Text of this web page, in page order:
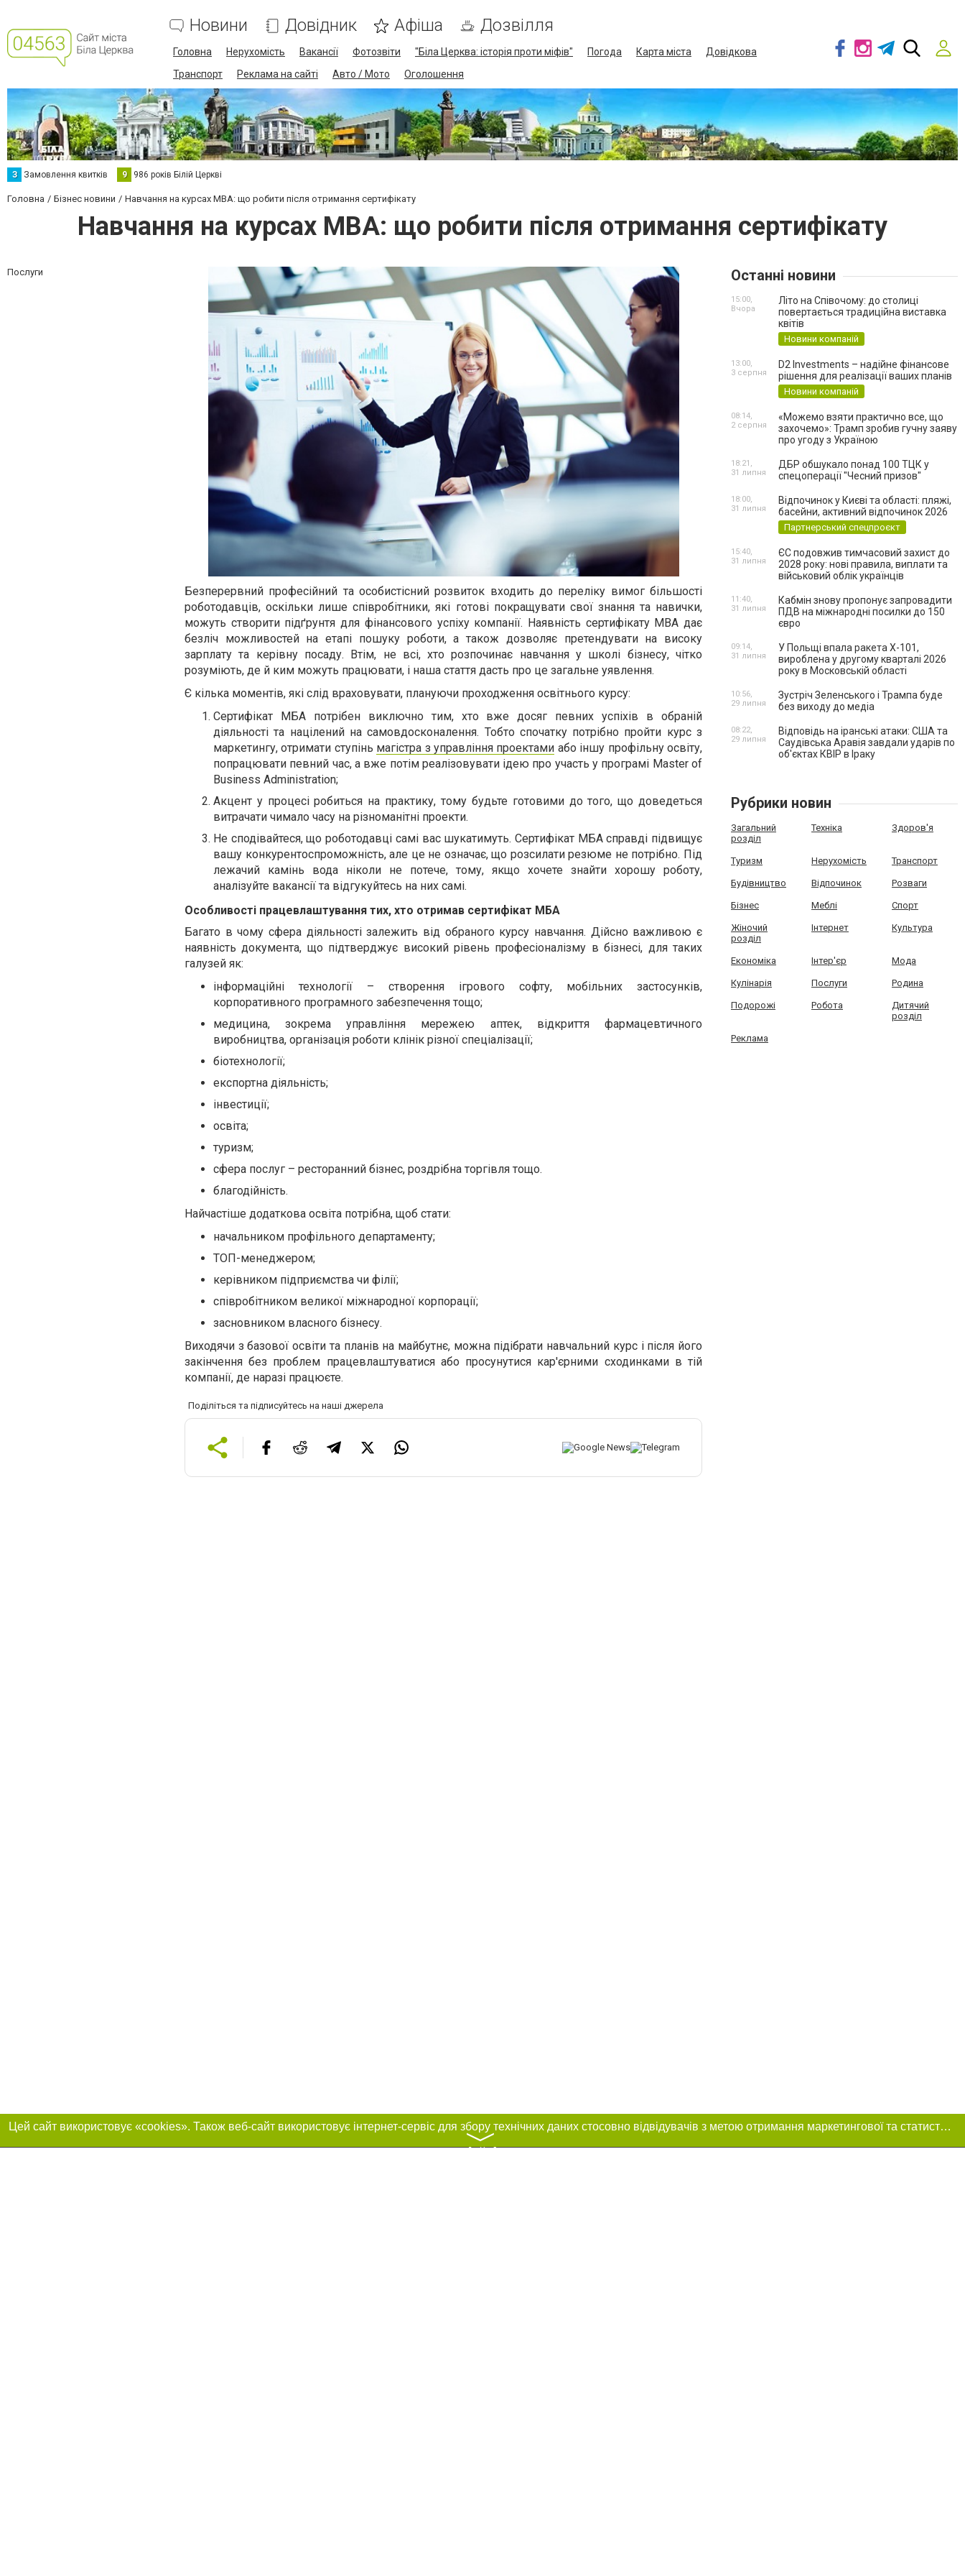
Новини Довідник Афіша Дозвілля
Головна Нерухомість Вакансії Фотозвіти "Біла Церква: історія проти міфів" Погода Карта міста
Довідкова
Транспорт
Реклама на сайті Авто / Мото Оголошення
З Замовлення квитків 9 986 років Білій Церкві
Головна Бізнес новини Навчання на курсах MBA: що робити після отримання сертифікату
Навчання на курсах MBA: що робити після отримання сертифікату
Послуги
Безперервний професійний та особистісний розвиток входить до переліку вимог більшості
роботодавців, оскільки лише співробітники, які готові покращувати свої знання та навички,
можуть створити підґрунтя для фінансового успіху компанії. Наявність сертифікату МВА дає
безліч можливостей на етапі пошуку роботи, а також дозволяє претендувати на високу
зарплату та керівну посаду. Втім, не всі, хто розпочинає навчання у школі бізнесу, чітко
розуміють, де й ким можуть працювати, і наша стаття дасть про це загальне уявлення.
Є кілька моментів, які слід враховувати, плануючи проходження освітнього курсу:
Сертифікат МБА потрібен виключно тим, хто вже досяг певних успіхів в обраній
діяльності та націлений на самовдосконалення. Тобто спочатку потрібно пройти курс з
маркетингу, отримати ступінь магістра з управління проектами або іншу профільну освіту,
попрацювати певний час, а вже потім реалізовувати ідею про участь у програмі Master of
Business Administration;
Акцент у процесі робиться на практику, тому будьте готовими до того, що доведеться
витрачати чимало часу на різноманітні проекти.
Не сподівайтеся, що роботодавці самі вас шукатимуть. Сертифікат МБА справді підвищує
вашу конкурентоспроможність, але це не означає, що розсилати резюме не потрібно. Під
лежачий камінь вода ніколи не потече, тому, якщо хочете знайти хорошу роботу,
аналізуйте вакансії та відгукуйтесь на них самі.
Особливості працевлаштування тих, хто отримав сертифікат МБА
Багато в чому сфера діяльності залежить від обраного курсу навчання. Дійсно важливою є
наявність документа, що підтверджує високий рівень професіоналізму в бізнесі, для таких
галузей як:
інформаційні технології – створення ігрового софту, мобільних застосунків,
корпоративного програмного забезпечення тощо;
медицина, зокрема управління мережею аптек, відкриття фармацевтичного
виробництва, організація роботи клінік різної спеціалізації;
біотехнології;
експортна діяльність;
інвестиції;
освіта;
туризм;
сфера послуг – ресторанний бізнес, роздрібна торгівля тощо.
благодійність.
Найчастіше додаткова освіта потрібна, щоб стати:
начальником профільного департаменту;
ТОП-менеджером;
керівником підприємства чи філії;
співробітником великої міжнародної корпорації;
засновником власного бізнесу.
Виходячи з базової освіти та планів на майбутнє, можна підібрати навчальний курс і після його
закінчення без проблем працевлаштуватися або просунутися кар'єрними сходинками в тій
компанії, де наразі працюєте.
Поділіться та підписуйтесь на наші джерела
Останні новини
Літо на Співочому: до столиці
повертається традиційна виставка
квітів
Новини компаній
15:00,
Вчора
D2 Investments – надійне фінансове
рішення для реалізації ваших планів
Новини компаній
13:00,
3 серпня
«Можемо взяти практично все, що
захочемо»: Трамп зробив гучну заяву
про угоду з Україною
08:14,
2 серпня
ДБР обшукало понад 100 ТЦК у
спецоперації "Чесний призов"
18:21,
31 липня
Відпочинок у Києві та області: пляжі,
басейни, активний відпочинок 2026
Партнерський спецпроєкт
18:00,
31 липня
ЄС подовжив тимчасовий захист до
2028 року: нові правила, виплати та
військовий облік українців
15:40,
31 липня
Кабмін знову пропонує запровадити
ПДВ на міжнародні посилки до 150
євро
11:40,
31 липня
У Польщі впала ракета Х-101,
вироблена у другому кварталі 2026
року в Московській області
09:14,
31 липня
Зустріч Зеленського і Трампа буде
без виходу до медіа
10:56,
29 липня
Відповідь на іранські атаки: США та
Саудівська Аравія завдали ударів по
об'єктах КВІР в Іраку
08:22,
29 липня
Рубрики новин
Загальний
розділ
Техніка Здоров'я
Туризм Нерухомість Транспорт
Будівництво Відпочинок Розваги
Бізнес Меблі Спорт
Жіночий
розділ
Інтернет Культура
Економіка Інтер'єр Мода
Кулінарія Послуги Родина
Подорожі Робота
Дитячий
розділ
Реклама
Цей сайт використовує «cookies». Також веб-сайт використовує інтернет-сервіс для збору технічних даних стосовно відвідувачів з метою отримання маркетингової та статистичної інформації. Умови обробки даних відвідувачів сайту див.
〉